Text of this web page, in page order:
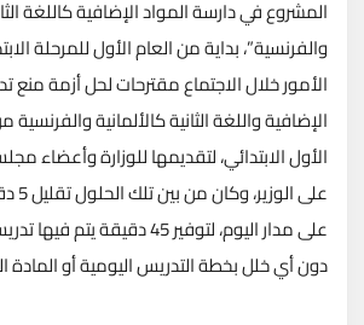
المشروع في دارسة المواد الإضافية كاللغة
والفرنسية”، بداية من العام الأول للمرحلة
الأمور خلال الاجتماع مقترحات لحل أزمة منع
الإضافية واللغة الثانية كالألمانية
الأول الابتدائي، لتقديمها للوزارة وأعضاء
على
على مدار اليوم، لتوفير 45 دقيقة
دون أي خلل بخطة التدريس اليومية أو المادة